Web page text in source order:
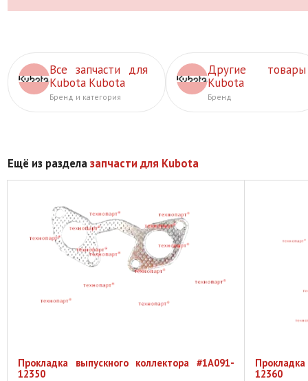
Все запчасти для
Kubota Kubota
Бренд и категория
Другие товары
Kubota
Бренд
Ещё из разделазапчасти для Kubota
Прокладка выпускного коллектора #1A091-
12350
12360